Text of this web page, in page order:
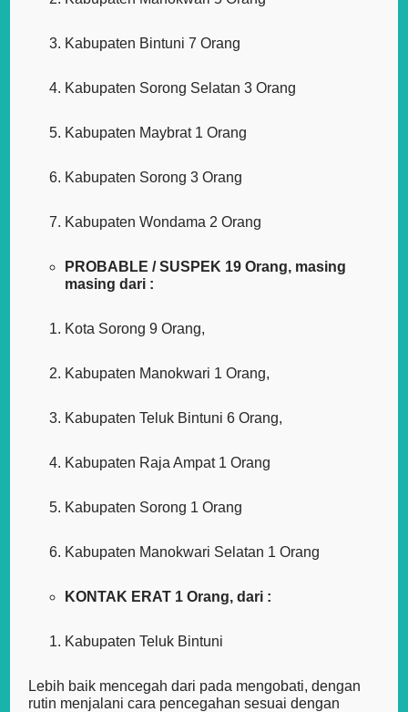
Kabupaten Bintuni 7 Orang
Kabupaten Sorong Selatan 3 Orang
Kabupaten Maybrat 1 Orang
Kabupaten Sorong 3 Orang
Kabupaten Wondama 2 Orang
PROBABLE / SUSPEK 19 Orang, masing
masing dari :
Kota Sorong 9 Orang,
Kabupaten Manokwari 1 Orang,
Kabupaten Teluk Bintuni 6 Orang,
Kabupaten Raja Ampat 1 Orang
Kabupaten Sorong 1 Orang
Kabupaten Manokwari Selatan 1 Orang
KONTAK ERAT 1 Orang, dari :
Kabupaten Teluk Bintuni
Lebih baik mencegah dari pada mengobati, dengan
rutin menjalani cara pencegahan sesuai dengan